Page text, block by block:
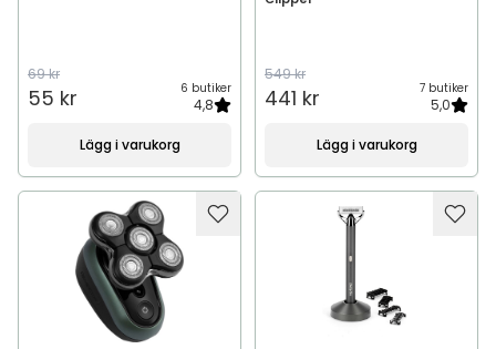
69 kr
55 kr 6 butiker
4,8
Lägg i varukorg
549 kr
441 kr 7 butiker
5,0
Lägg i varukorg